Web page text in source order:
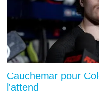
Cauchemar pour
l'attend